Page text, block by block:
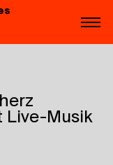
Live-Musik